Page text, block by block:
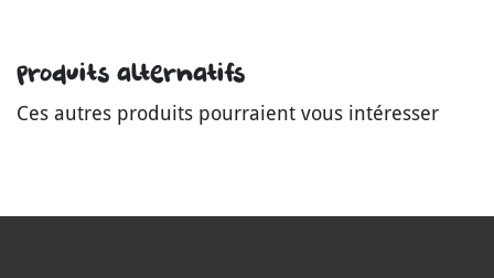
Produits alternatifs
Ces autres produits pourraient vous intéresser